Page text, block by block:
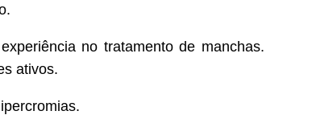
no tratamento de manchas.
ativos.